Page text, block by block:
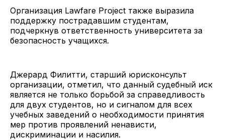
Организация Lawfare Project также выразила
поддержку пострадавшим студентам,
подчеркнув ответственность университета за
безопасность учащихся.
Джерард Филитти, старший юрисконсульт
организации, отметил, что данный судебный иск
является не только борьбой за справедливость
для двух студентов, но и сигналом для всех
учебных заведений о необходимости принятия
мер против проявлений ненависти,
дискриминации и насилия.